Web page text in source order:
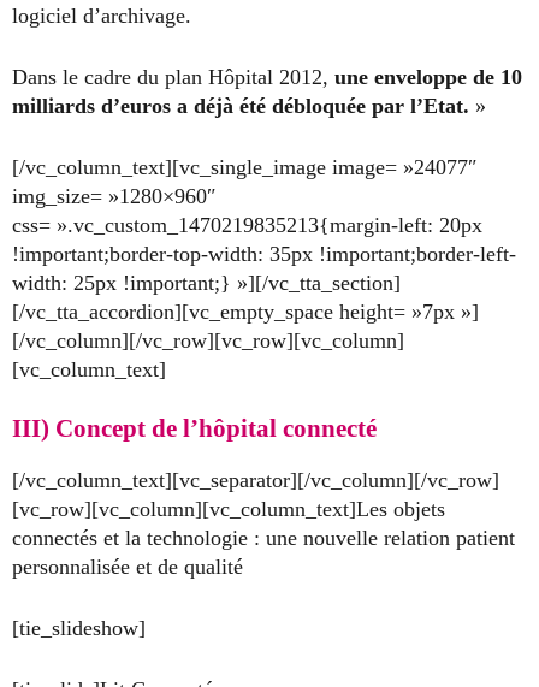
logiciel d’archivage.
Dans le cadre du plan Hôpital 2012, une enveloppe de 10
milliards d’euros a déjà été débloquée par l’Etat. »
[/vc_column_text][vc_single_image image= »24077″
img_size= »1280×960″
css= ».vc_custom_1470219835213{margin-left: 20px
!important;border-top-width: 35px !important;border-left-
width: 25px !important;} »][/vc_tta_section]
[/vc_tta_accordion][vc_empty_space height= »7px »]
[/vc_column][/vc_row][vc_row][vc_column]
[vc_column_text]
III) Concept de l’hôpital connecté
[/vc_column_text][vc_separator][/vc_column][/vc_row]
[vc_row][vc_column][vc_column_text]Les objets
connectés et la technologie : une nouvelle relation patient
personnalisée et de qualité
[tie_slideshow]